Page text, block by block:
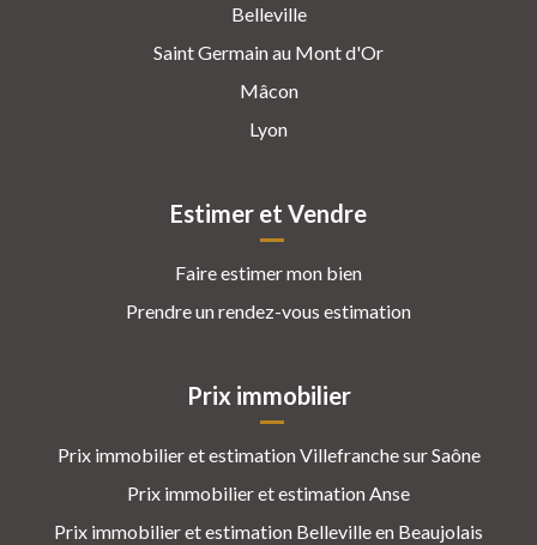
Belleville
Saint Germain au Mont d'Or
Mâcon
Lyon
Estimer et Vendre
Faire estimer mon bien
Prendre un rendez-vous estimation
Prix immobilier
Prix immobilier et estimation Villefranche sur Saône
Prix immobilier et estimation Anse
Prix immobilier et estimation Belleville en Beaujolais